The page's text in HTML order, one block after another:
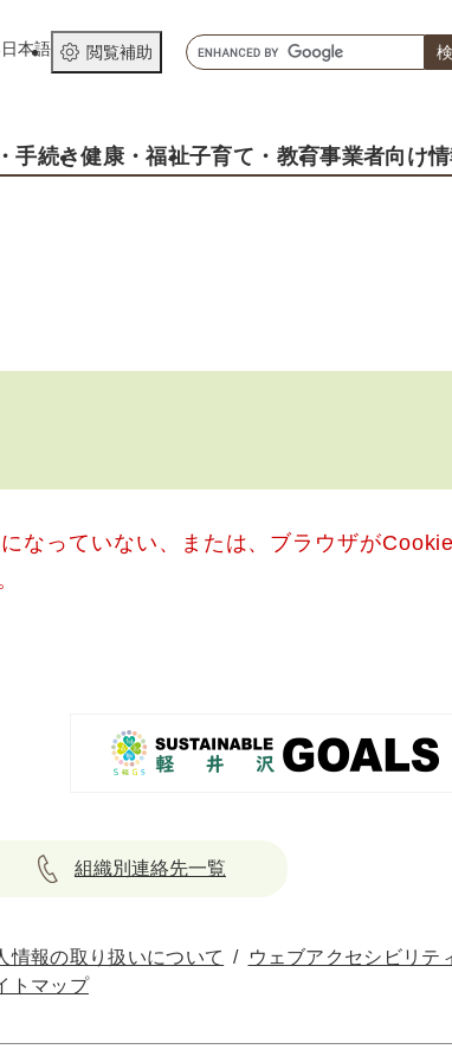
本語 閲覧補助
キ
ー
ド
・手続き健康 ・福祉子育て ・教育事業者向け
なっていない、または、ブラウザが
組織別連絡先一覧
情報の取り扱いについて
ウェブアクセシビリテ
トマップ